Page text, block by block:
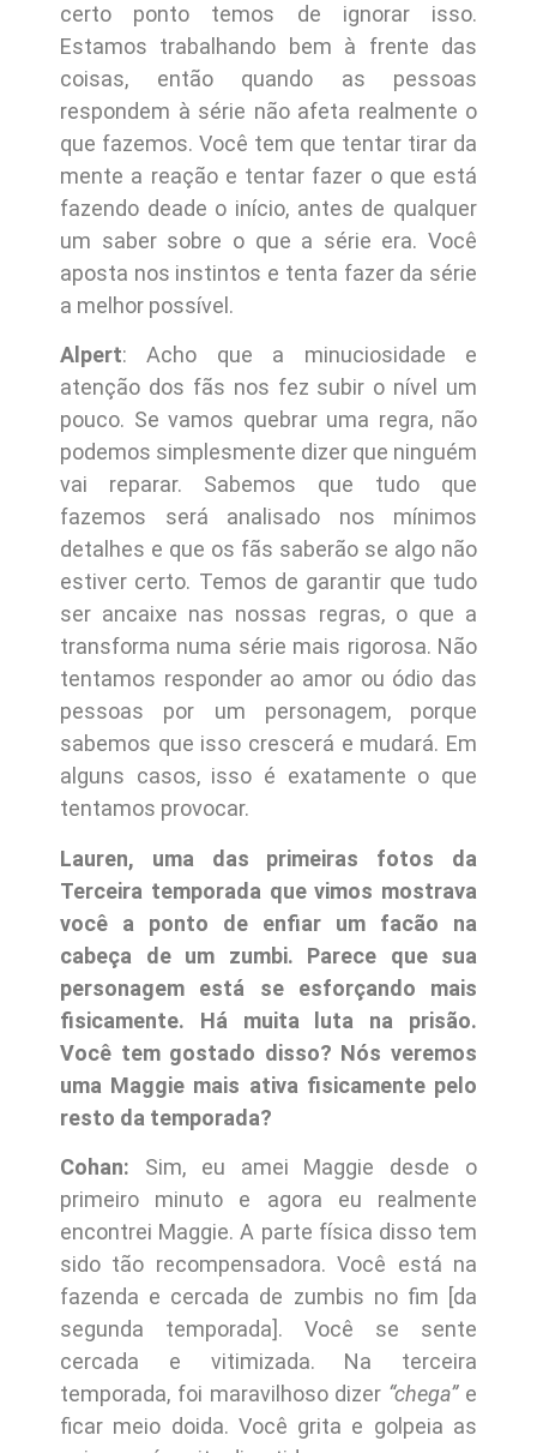
certo ponto temos de ignorar isso.
Estamos trabalhando bem à frente das
coisas, então quando as pessoas
respondem à série não afeta realmente o
que fazemos. Você tem que tentar tirar da
mente a reação e tentar fazer o que está
fazendo deade o início, antes de qualquer
um saber sobre o que a série era. Você
aposta nos instintos e tenta fazer da série
a melhor possível.
Alpert: Acho que a minuciosidade e
atenção dos fãs nos fez subir o nível um
pouco. Se vamos quebrar uma regra, não
podemos simplesmente dizer que ninguém
vai reparar. Sabemos que tudo que
fazemos será analisado nos mínimos
detalhes e que os fãs saberão se algo não
estiver certo. Temos de garantir que tudo
ser ancaixe nas nossas regras, o que a
transforma numa série mais rigorosa. Não
tentamos responder ao amor ou ódio das
pessoas por um personagem, porque
sabemos que isso crescerá e mudará. Em
alguns casos, isso é exatamente o que
tentamos provocar.
Lauren, uma das primeiras fotos da
Terceira temporada que vimos mostrava
você a ponto de enfiar um facão na
cabeça de um zumbi. Parece que sua
personagem está se esforçando mais
fisicamente. Há muita luta na prisão.
Você tem gostado disso? Nós veremos
uma Maggie mais ativa fisicamente pelo
resto da temporada?
Cohan: Sim, eu amei Maggie desde o
primeiro minuto e agora eu realmente
encontrei Maggie. A parte física disso tem
sido tão recompensadora. Você está na
fazenda e cercada de zumbis no fim [da
segunda temporada]. Você se sente
cercada e vitimizada. Na terceira
temporada, foi maravilhoso dizer “chega”e
ficar meio doida. Você grita e golpeia as